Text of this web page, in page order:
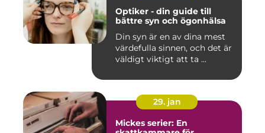
Optiker - din guide till
bättre syn och ögonhälsa
Din syn är en av dina mest
värdefulla sinnen, och det är
väldigt viktigt att ta ...
29. jan
Mickes serier: En